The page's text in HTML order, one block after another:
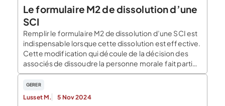
Le formulaire M2 de dissolution d’une
SCI
Remplir le formulaire M2 de dissolution d’une SCI est
indispensable lorsque cette dissolution est effective.
Cette modification qui découle de la décision des
associés de dissoudre la personne morale fait partie
de la vie économique. E lle constitue l’une des
nombreuses formalités administratives à prévoir
dans la vie d’une entreprise. Ces formalités peuvent
prendre la […]
GERER
Lusset M. 5 Nov 2024